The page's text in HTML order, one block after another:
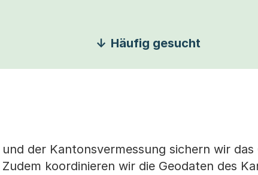
Häufig gesucht
der Kantonsvermessung sichern wir
koordinieren wir die Geodaten des